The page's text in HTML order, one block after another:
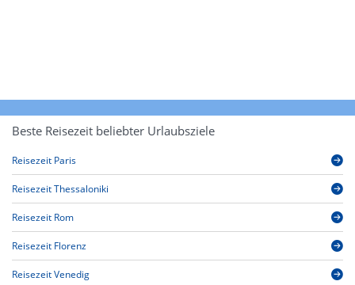
Beste Reisezeit beliebter Urlaubsziele
Reisezeit Paris
Reisezeit Thessaloniki
Reisezeit Rom
Reisezeit Florenz
Reisezeit Venedig